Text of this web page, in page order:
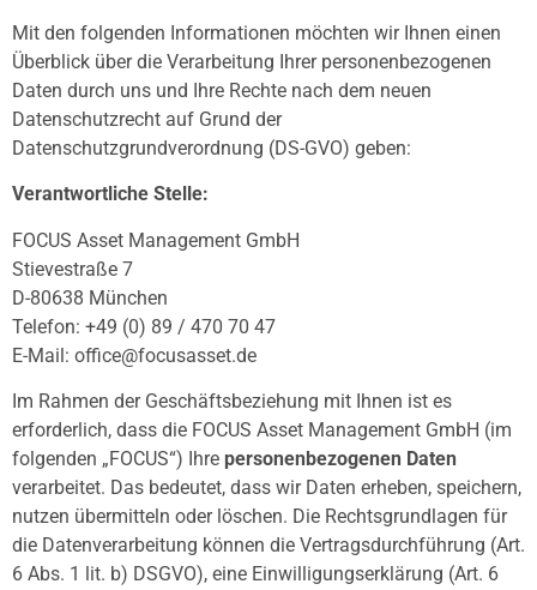
Mit den folgenden Informationen möchten wir Ihnen einen
Überblick über die Verarbeitung Ihrer personenbezogenen
Daten durch uns und Ihre Rechte nach dem neuen
Datenschutzrecht auf Grund der
Datenschutzgrundverordnung (DS-GVO) geben:
Verantwortliche Stelle:
FOCUS Asset Management GmbH
Stievestraße 7
D-80638 München
Telefon: +49 (0) 89 / 470 70 47
E-Mail: office@focusasset.de
Im Rahmen der Geschäftsbeziehung mit Ihnen ist es
erforderlich, dass die FOCUS Asset Management GmbH (im
folgenden „FOCUS“) Ihre personenbezogenen Daten
verarbeitet. Das bedeutet, dass wir Daten erheben, speichern,
nutzen übermitteln oder löschen. Die Rechtsgrundlagen für
die Datenverarbeitung können die Vertragsdurchführung (Art.
6 Abs. 1 lit. b) DSGVO), eine Einwilligungserklärung (Art. 6